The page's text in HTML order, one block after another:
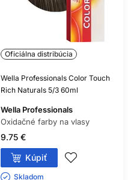
Oficiálna distribúcia
Wella Professionals Color Touch
Rich Naturals 5/3 60ml
Wella Professionals
Oxidačné farby na vlasy
9.75 €
Kúpiť
Skladom ㅤ